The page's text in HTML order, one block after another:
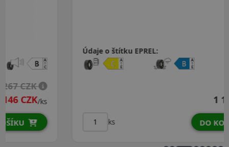
Údaje o štítku EPREL: